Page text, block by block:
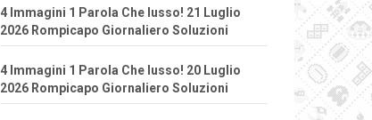
4 Immagini 1 Parola Che lusso! 21 Luglio
2026 Rompicapo Giornaliero Soluzioni
4 Immagini 1 Parola Che lusso! 20 Luglio
2026 Rompicapo Giornaliero Soluzioni